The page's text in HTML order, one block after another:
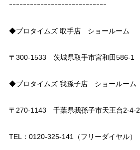
ｰｰｰｰｰｰｰｰｰｰｰｰｰｰｰｰｰｰｰｰｰｰｰｰｰｰｰｰ
◆プロタイムズ 取手店 ショールーム
〒300-1533 茨城県取手市宮和田586-1
◆プロタイムズ 我孫子店 ショールーム
〒270-1143 千葉県我孫子市天王台2-4-2
TEL：0120-325-141（フリーダイヤル）